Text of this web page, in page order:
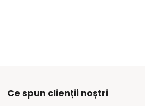
Ce spun clienții noștri